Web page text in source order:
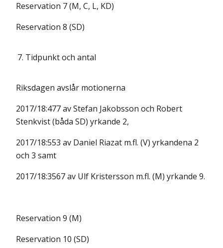
Reservation 7 (M, C, L, KD)
Reservation 8 (SD)
7. Tidpunkt och antal
Riksdagen avslår motionerna
2017/18:477 av Stefan Jakobsson och Robert
Stenkvist (båda SD) yrkande 2,
2017/18:553 av Daniel Riazat m.fl. (V) yrkandena 2
och 3 samt
2017/18:3567 av Ulf Kristersson m.fl. (M) yrkande 9.
Reservation 9 (M)
Reservation 10 (SD)